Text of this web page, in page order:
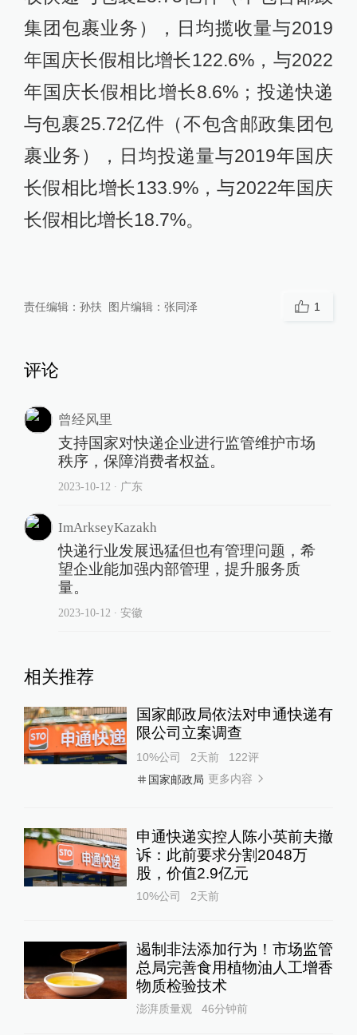
集团包裹业务），日均揽收量与2019
年国庆长假相比增长122.6%，与2022
年国庆长假相比增长8.6%；投递快递
与包裹25.72亿件（不包含邮政集团包
裹业务），日均投递量与2019年国庆
长假相比增长133.9%，与2022年国庆
长假相比增长18.7%。
责任编辑： 孙扶 图片编辑： 张同泽 1
评论
曾经风里
支持国家对快递企业进行监管维护市场
秩序，保障消费者权益。
2023-10-12 ∙ 广东
ImArkseyKazakh
快递行业发展迅猛但也有管理问题，希
望企业能加强内部管理，提升服务质
量。
2023-10-12 ∙ 安徽
相关推荐
国家邮政局依法对申通快递有
限公司立案调查
10%公司 2天前 122评
国家邮政局 更多内容
申通快递实控人陈小英前夫撤
诉：此前要求分割2048万
股，价值2.9亿元
10%公司 2天前
遏制非法添加行为！市场监管
总局完善食用植物油人工增香
物质检验技术
澎湃质量观 46分钟前